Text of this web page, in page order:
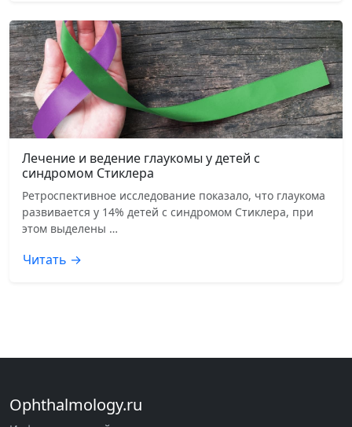
Лечение и ведение глаукомы у детей с
синдромом Стиклера
Ретроспективное исследование показало, что глаукома
развивается у 14% детей с синдромом Стиклера, при
этом выделены …
Читать →
Ophthalmology.ru